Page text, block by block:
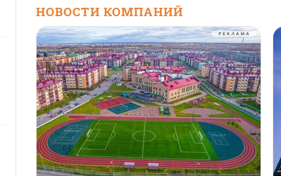
НОВОСТИ КОМПАНИЙ